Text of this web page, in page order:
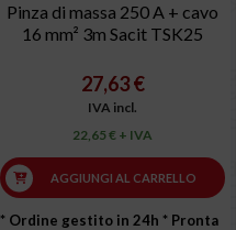
Pinza di massa 250 A + cavo
16 mm² 3m Sacit TSK25
27,63 €
IVA incl.
22,65 € + IVA
AGGIUNGI AL CARRELLO
* Ordine gestito in 24h * Pronta